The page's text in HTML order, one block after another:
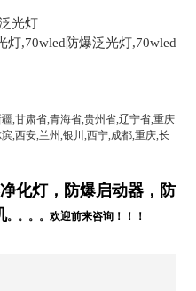
光灯
灯,70wled防爆泛光灯,70wled
,甘肃省,青海省,贵州省,辽宁省,重庆
,西安,兰州,银川,西宁,成都,重庆,长
化灯，防爆启动器，防
。。。。欢迎前来咨询！！！